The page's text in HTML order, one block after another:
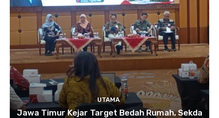
UTAMA
Jawa Timur Kejar Target Bedah Rumah, Sekda